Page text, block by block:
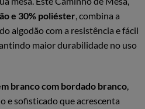
e 30% poliéster, combina a
algodão com a resistência e fácil
maior durabilidade no uso
branco com bordado branco,
e sofisticado que acrescenta